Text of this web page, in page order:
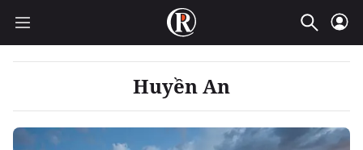
Huyền An